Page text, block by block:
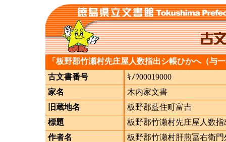
「板野郡竹瀬村先庄屋人数指出シ帳ひかへ（与
古文書番号
ｷﾉｳ00019000
家名
木内家文書
旧蔵地名
板野郡藍住町富吉
標題
板野郡竹瀬村先庄屋人数
作者名
板野郡竹瀬村肝煎冨右衛門